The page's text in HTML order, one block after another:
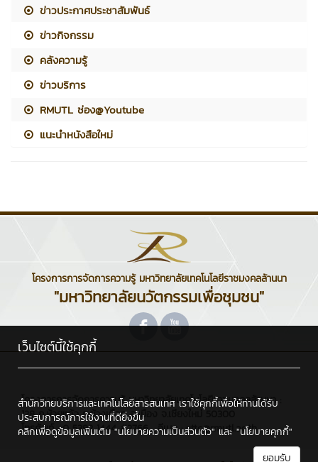
ข่าวประกาศประชาสัมพันธ์
ข่าวกิจกรรม
คลังความรู้
ข่าวบริการ
RMUTL ช่อง@Youtube
แนะนำหนังสือใหม่
โครงการการจัดการความรู้ มหาวิทยาลัยเทคโนโลยีราชมงคลล้านนา
"มหาวิทยาลัยนวัตกรรมเพื่อชุมชน"
โครงการการจัดการความรู้ มหาวิทยาลัยเทคโนโลยีราชมงคลล้านนา :
128 ถ.ห้วยแก้ว ต.ช้างเผือก อ.เมือง จ.เชียงใหม่ 50300
โทรศัพท์ : 0 5392 1444 #2766 , อีเมล : cttc@rmutl.ac.th
เว็บไซต์นี้ใช้คุกกี้
สำนักวิทยบริการและเทคโนโลยีสารสนเทศ เราใช้คุกกี้เพื่อให้ท่านได้รับ
ประสบการณ์การใช้งานที่ดียิ่งขึ้น
คลิกเพื่อดูข้อมูลเพิ่มเติม "นโยบายความเป็นส่วนตัว" และ "นโยบายคุกกี้"
ยอมรับ